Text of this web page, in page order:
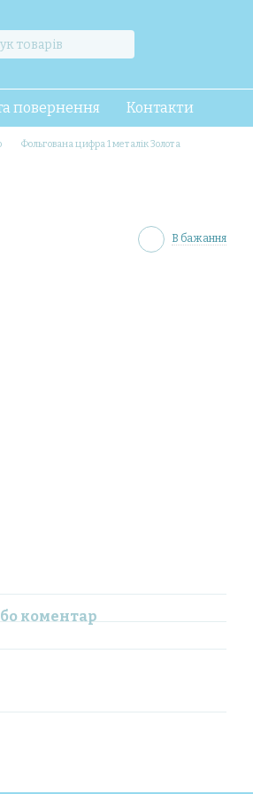
повернення Контакти
Фольгована цифра 1 металік Золота
В бажання
коментар